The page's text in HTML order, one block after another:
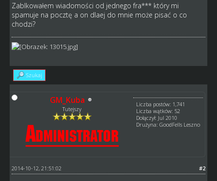
Zablkowałem wiadomości od jednego fra*** który mi
spamuje na pocztę a on dlaej do mnie może pisać o co
chodzi?
Szukaj
GM_Kuba
Tutejszy
Liczba postów: 1,741
Liczba wątków: 52
Dołączył: Jul 2010
Drużyna: GoodFells Leszno
#2
2014-10-12, 21:51:02